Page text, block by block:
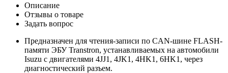
Описание
Отзывы о товаре
Задать вопрос
Предназначен для чтения-записи по CAN-шине FLASH-
памяти ЭБУ Transtron, устанавливаемых на автомобили
Isuzu с двигателями 4JJ1, 4JK1, 4HK1, 6HK1, через
диагностический разъем.